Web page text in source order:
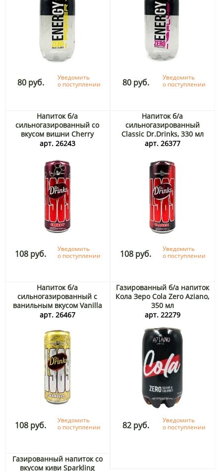
80 руб.
Уведомить
о поступлении
80 руб.
Уведомить
о поступлении
Напиток б/а
сильногазированный со
вкусом вишни Cherry
Dr.Drinks, 330 мл
арт. 26243
108 руб.
Уведомить
о поступлении
Напиток б/а
сильногазированный
Classic Dr.Drinks, 330 мл
арт. 26377
108 руб.
Уведомить
о поступлении
Напиток б/а
сильногазированный с
ванильным вкусом Vanilla
Dr.Drinks, 330 мл
арт. 26467
108 руб.
Уведомить
о поступлении
Газированный б/а напиток
Кола Зеро Cola Zero Aziano,
350 мл
арт. 22279
82 руб.
Уведомить
о поступлении
Газированный напиток со
вкусом киви Sparkling